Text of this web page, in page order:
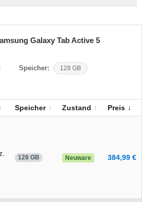
Galaxy Tab Active 5
Speicher: 128 GB
Speicher Zustand Preis
128 GB Neuware 384,99 €